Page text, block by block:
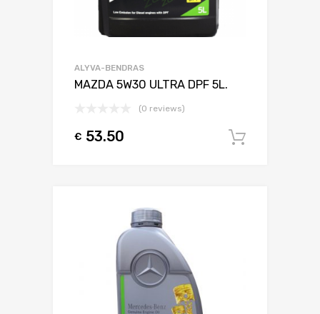
ALYVA-BENDRAS
MAZDA 5W30 ULTRA DPF 5L.
(0 reviews)
€ 53.50